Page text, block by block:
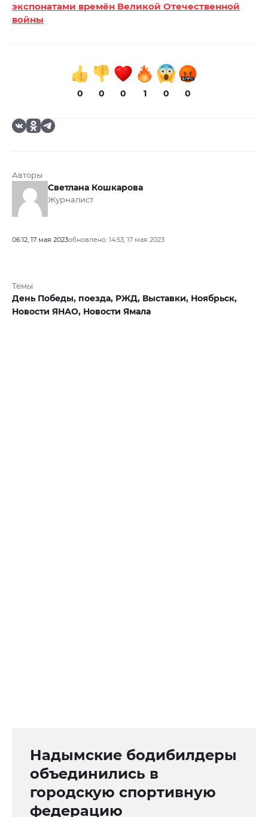
экспонатами времён Великой Отечественной
войны
0 0 0 1 0 0
Авторы
Светлана Кошкарова
Журналист
06:12, 17 мая 2023обновлено: 14:53, 17 мая 2023
Темы
День Победы, поезда, РЖД, Выставки, Ноябрьск,
Новости ЯНАО, Новости Ямала
Надымские бодибилдеры
объединились в
городскую спортивную
федерацию